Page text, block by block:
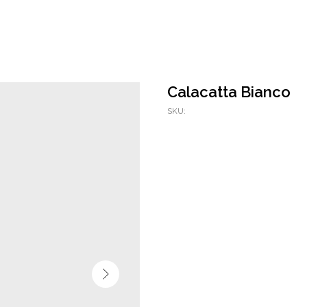
Calacatta Bianco
SKU: